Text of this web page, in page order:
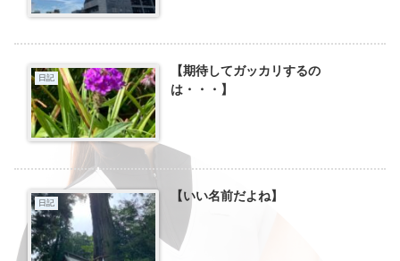
日記
【期待してガッカリするの
は・・・】
日記 【いい名前だよね】